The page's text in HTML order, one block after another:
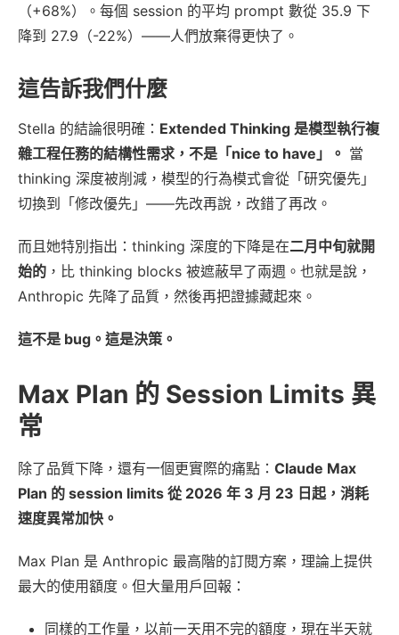
（+68%）。每個 session 的平均 prompt 數從 35.9 下
降到 27.9（-22%）——人們放棄得更快了。
這告訴我們什麼
Stella 的結論很明確： Extended Thinking 是模型執行複
雜工程任務的結構性需求，不是「nice to have」。 當
thinking 深度被削減，模型的行為模式會從「研究優先」
切換到「修改優先」——先改再說，改錯了再改。
而且她特別指出：thinking 深度的下降是在二月中旬就開
始的 ，比 thinking blocks 被遮蔽早了兩週。也就是說，
Anthropic 先降了品質，然後再把證據藏起來。
這不是 bug。這是決策。
Max Plan 的 Session Limits 異
常
除了品質下降，還有一個更實際的痛點： Claude Max
Plan 的 session limits 從 2026 年 3 月 23 日起，消耗
速度異常加快。
Max Plan 是 Anthropic 最高階的訂閱方案，理論上提供
最大的使用額度。但大量用戶回報：
同樣的工作量，以前一天用不完的額度，現在半天就